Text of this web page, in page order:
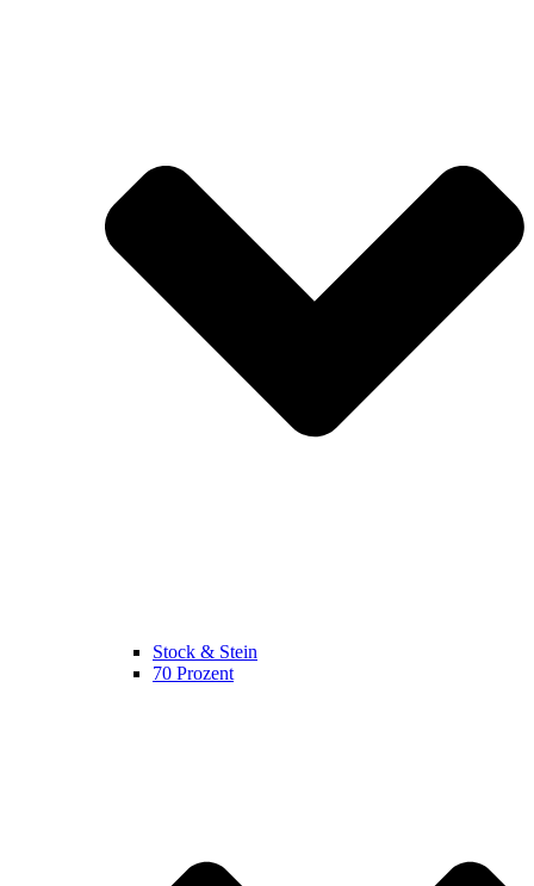
Stock & Stein
70 Prozent